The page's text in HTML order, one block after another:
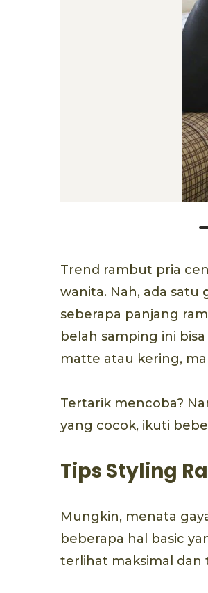
Trend rambut pria
wanita. Nah, ada satu
seberapa panjang
belah samping ini
matte atau kering,
Tertarik mencoba?
yang cocok, ikuti
Tips Styling
Mungkin, menata
beberapa hal basic
terlihat maksimal dan